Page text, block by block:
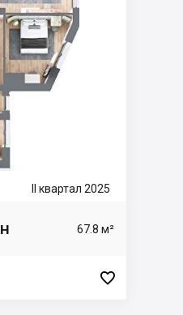
II квартал 2025
67.8 м²
